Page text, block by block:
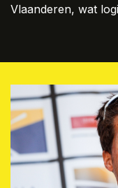
Vlaanderen, wat